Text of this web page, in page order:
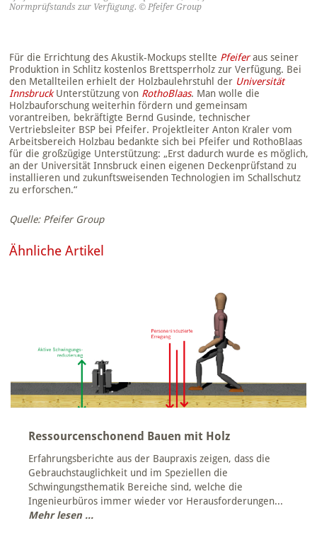
Normprüfstands zur Verfügung. © Pfeifer Group
Für die Errichtung des Akustik-Mockups stellte Pfeiferaus seiner
Produktion in Schlitz kostenlos Brettsperrholz zur Verfügung. Bei
den Metallteilen erhielt der Holzbaulehrstuhl der Universität
InnsbruckUnterstützung von RothoBlaas. Man wolle die
Holzbauforschung weiterhin fördern und gemeinsam
vorantreiben, bekräftigte Bernd Gusinde, technischer
Vertriebsleiter BSP bei Pfeifer. Projektleiter Anton Kraler vom
Arbeitsbereich Holzbau bedankte sich bei Pfeifer und RothoBlaas
für die großzügige Unterstützung: „Erst dadurch wurde es möglich,
an der Universität Innsbruck einen eigenen Deckenprüfstand zu
installieren und zukunftsweisenden Technologien im Schallschutz
zu erforschen.“
Quelle: Pfeifer Group
Ähnliche Artikel
Ressourcenschonend Bauen mit Holz
Erfahrungsberichte aus der Baupraxis zeigen, dass die
Gebrauchstauglichkeit und im Speziellen die
Schwingungsthematik Bereiche sind, welche die
Ingenieurbüros immer wieder vor Herausforderungen...
Mehr lesen ...